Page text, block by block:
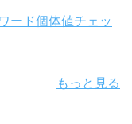
ード個体値チェッ
もっと見る